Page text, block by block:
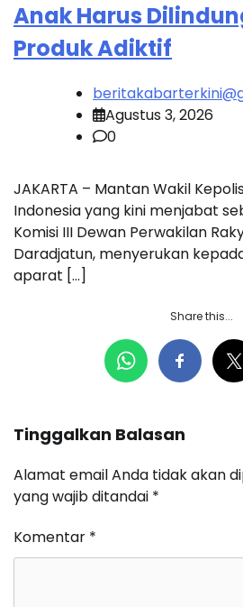
Anak Harus
Produk Adiktif
Agustus 3, 2026
0
JAKARTA – Mantan Wakil
Indonesia yang kini menjabat
Komisi III Dewan Perwakilan
Daradjatun, menyerukan
aparat […]
Share this...
Tinggalkan Balasan
Alamat email Anda tidak akan
yang wajib ditandai *
Komentar *